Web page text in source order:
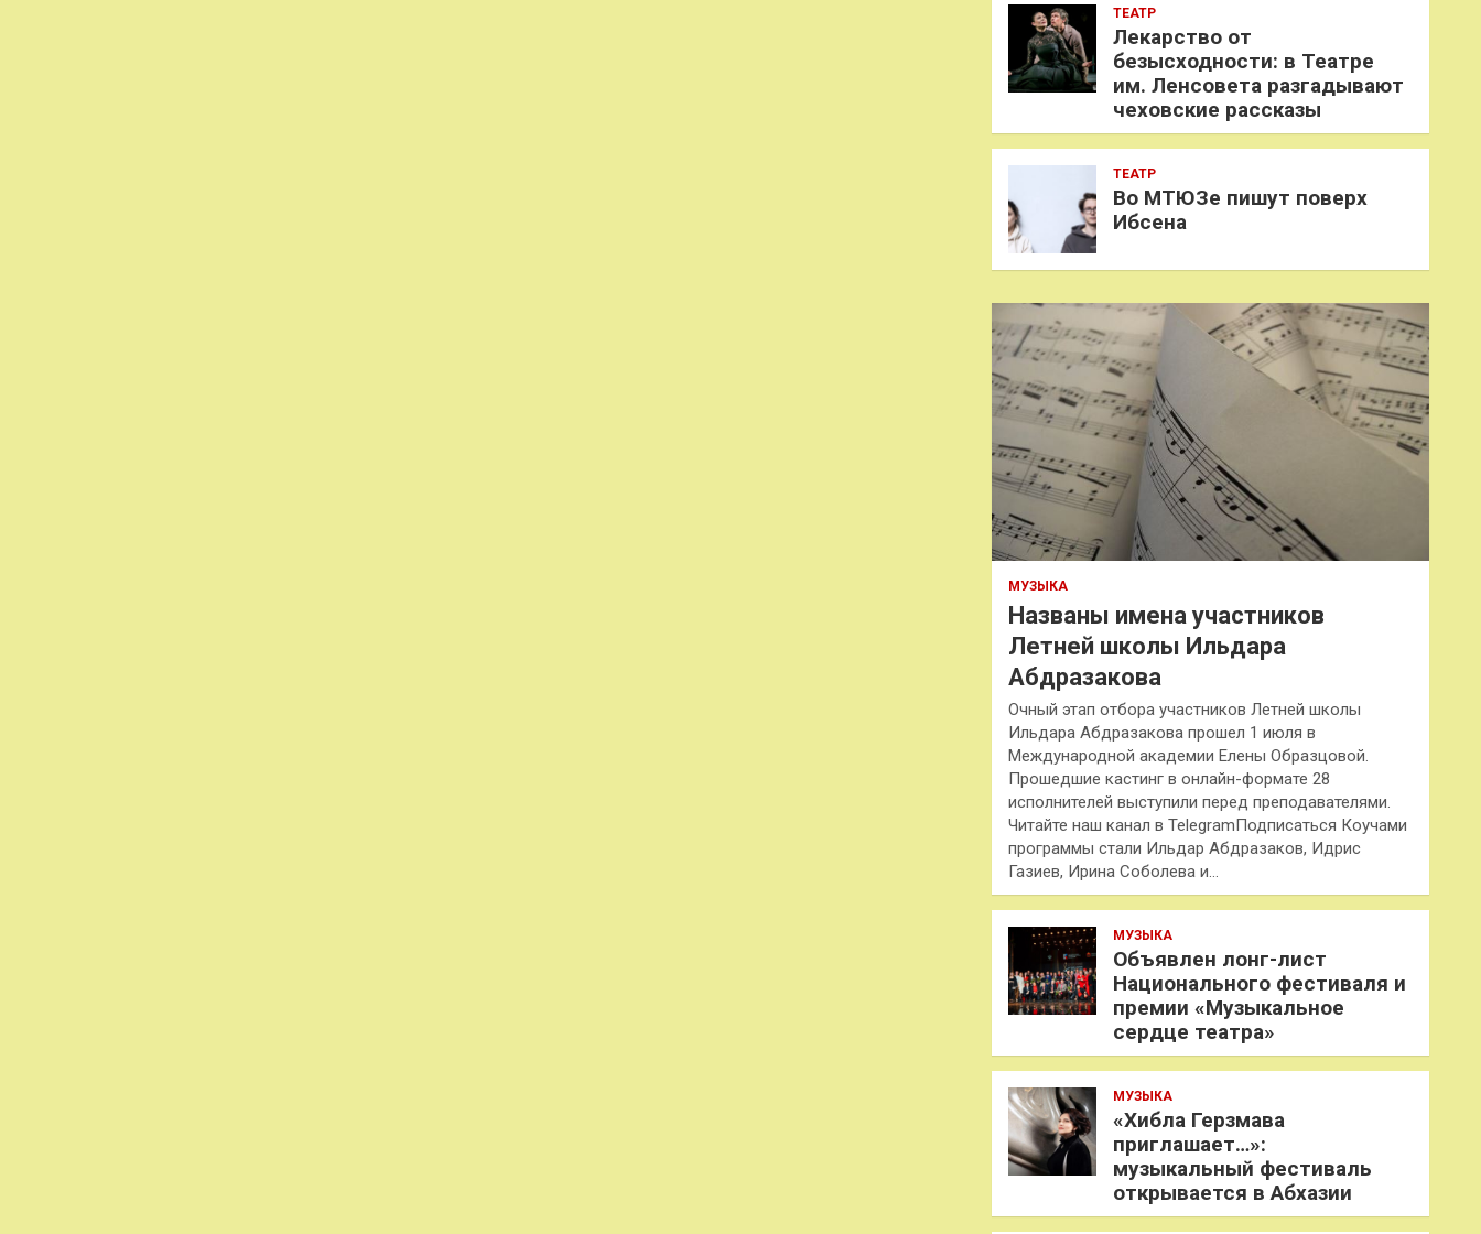
ТЕАТР
Лекарство от
безысходности: в Театре
им. Ленсовета разгадывают
чеховские рассказы
ТЕАТР
Во МТЮЗе пишут поверх
Ибсена
МУЗЫКА
Названы имена участников
Летней школы Ильдара
Абдразакова
Очный этап отбора участников Летней школы
Ильдара Абдразакова прошел 1 июля в
Международной академии Елены Образцовой.
Прошедшие кастинг в онлайн-формате 28
исполнителей выступили перед преподавателями.
Читайте наш канал в TelegramПодписаться Коучами
программы стали Ильдар Абдразаков, Идрис
Газиев, Ирина Соболева и…
МУЗЫКА
Объявлен лонг-лист
Национального фестиваля и
премии «Музыкальное
сердце театра»
МУЗЫКА
«Хибла Герзмава
приглашает…»:
музыкальный фестиваль
открывается в Абхазии